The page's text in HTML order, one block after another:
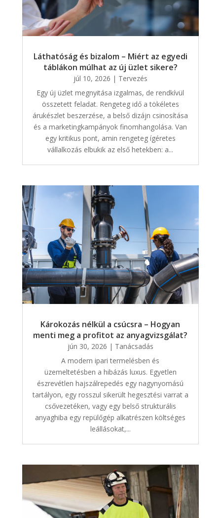
Láthatóság és bizalom – Miért az egyedi
táblákon múlhat az új üzlet sikere?
júl 10, 2026 | Tervezés
Egy új üzlet megnyitása izgalmas, de rendkívül
összetett feladat. Rengeteg idő a tökéletes
árukészlet beszerzése, a belső dizájn csinosítása
és a marketingkampányok finomhangolása. Van
egy kritikus pont, amin rengeteg ígéretes
vállalkozás elbukik az első hetekben: a...
Károkozás nélkül a csúcsra – Hogyan
menti meg a profitot az anyagvizsgálat?
jún 30, 2026 | Tanácsadás
A modern ipari termelésben és
üzemeltetésben a hibázás luxus. Egyetlen
észrevétlen hajszálrepedés egy nagynyomású
tartályon, egy rosszul sikerült hegesztési varrat a
csővezetéken, vagy egy belső strukturális
anyaghiba egy repülőgép alkatrészen költséges
leállásokat,...